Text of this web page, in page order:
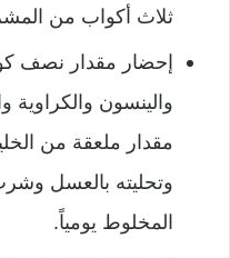
ثلاث أكواب من
إحضار مقدار نصف
والينسون
مقدار ملعقة من
وتحليته بالعسل
المخلوط يومياً.